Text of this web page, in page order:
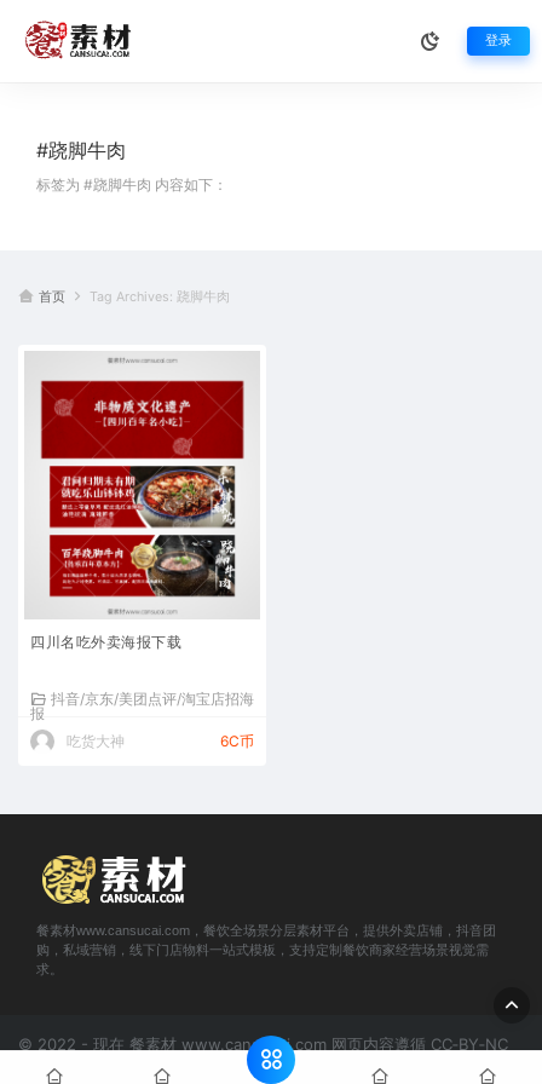
登录
#跷脚牛肉
标签为 #跷脚牛肉 内容如下：
首页 Tag Archives: 跷脚牛肉
四川名吃外卖海报下载
抖音/京东/美团点评/淘宝店招海
报
吃货大神
6C币
餐素材www.cansucai.com，餐饮全场景分层素材平台，提供外卖店铺，抖音团
购，私域营销，线下门店物料一站式模板，支持定制餐饮商家经营场景视觉需
求。
© 2022 - 现在 餐素材 www.cansucai.com 网页内容遵循 CC‑BY‑NC
4.0；下载素材不适用CC协议，版权见 《版权声明》。 网站地图